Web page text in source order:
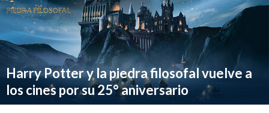
Harry Potter y la piedra filosofal vuelve a
los cines por su 25° aniversario